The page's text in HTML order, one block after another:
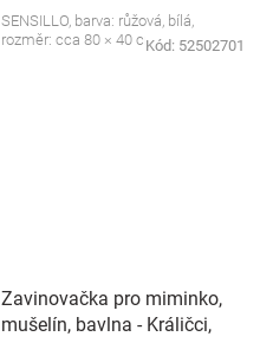
SENSILLO, barva: růžová, bílá,
rozměr: cca 80 × 40 cmKód: 52502701
Zavinovačka pro miminko,
mušelín, bavlna - Králičci,